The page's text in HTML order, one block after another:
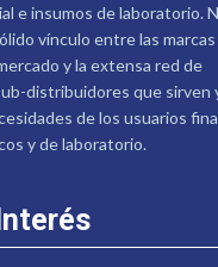
e insumos de laboratorio.
vínculo entre las marcas
y la extensa red de
distribuidores que sirven
de los usuarios
y de laboratorio.